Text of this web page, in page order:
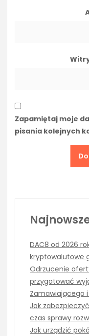
Zapamiętaj moje
pisania kolejnych
DAC8 od 2026
kryptowalutowe
Odrzucenie
przygotować
Zamawiającego i
Jak
czas sprawy
Jak urządzić